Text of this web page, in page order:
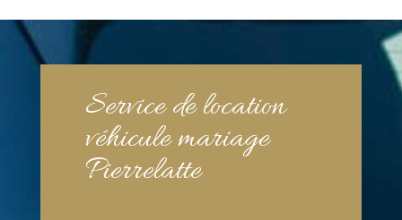
Service de location
véhicule mariage
Pierrelatte